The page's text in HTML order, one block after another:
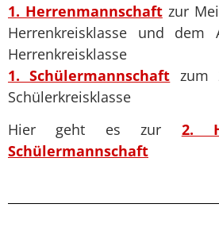
1. Herrenmannschaftzur
Herrenkreisklasse und
Herrenkreisklasse
1. Schülermannschaft zum
Schülerkreisklasse
Hier geht es zur 2.
Schülermannschaft